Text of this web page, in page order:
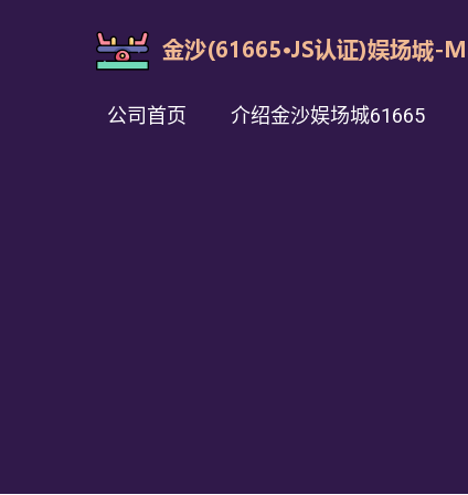
公司首页 介绍金沙娱场城61665